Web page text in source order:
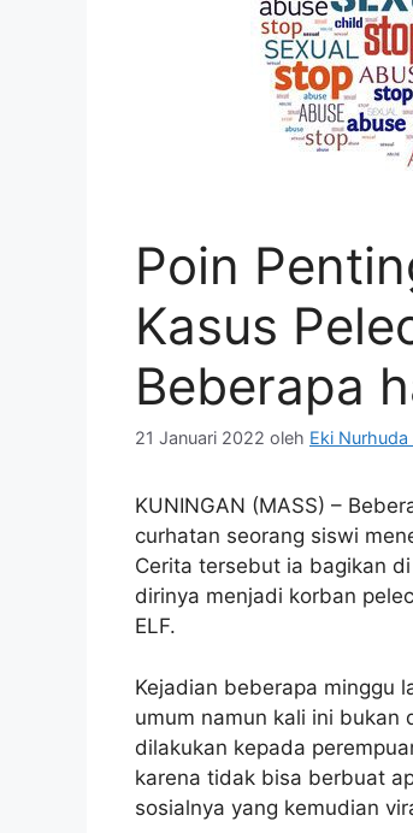
Poin
Kasus
Beberapa
21 Januari 2022 oleh Eki
KUNINGAN (MASS) –
curhatan seorang siswi
Cerita tersebut ia bagikan
dirinya menjadi korban
ELF.
Kejadian beberapa minggu
umum namun kali ini
dilakukan kepada
karena tidak bisa berbuat
sosialnya yang kemudian